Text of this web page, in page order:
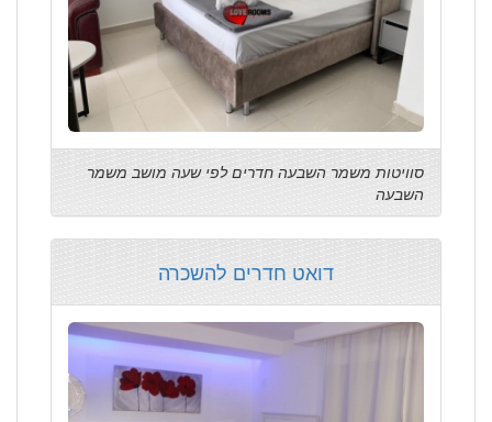
סוויטות משמר השבעה חדרים לפי שעה מושב משמר
השבעה
דואט חדרים להשכרה